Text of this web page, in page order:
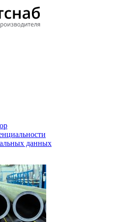
данных